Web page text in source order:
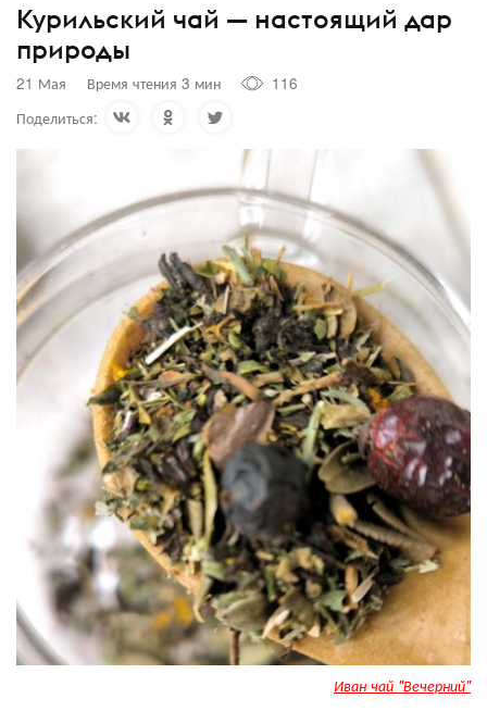
Курильский чай — настоящий дар
природы
21 Мая Время чтения 3 мин
116
Поделиться:
Иван чай "Вечерний"